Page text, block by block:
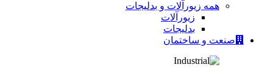
همه زیورآلات و بدلیجات
زیورآلات
بدلیجات
صنعت و ساختمان